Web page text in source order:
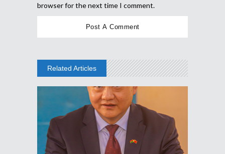
browser for the next time I comment.
Related Articles